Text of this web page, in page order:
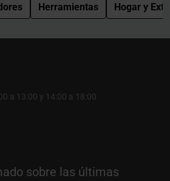
Herramientas Hogar y
a 13:00 y 14:00 a 18:00
sobre las últimas